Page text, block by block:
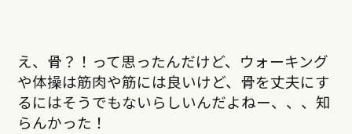
え、骨？！って思ったんだけど、ウォーキング
や体操は筋肉や筋には良いけど、骨を丈夫にす
るにはそうでもないらしいんだよねー、、、知
らんかった！